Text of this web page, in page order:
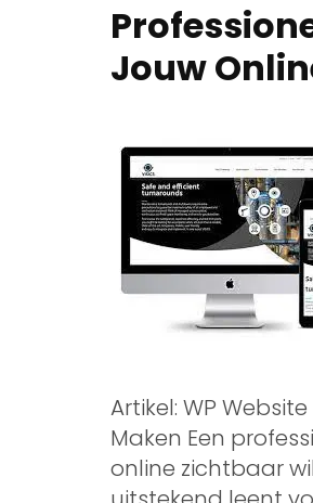
Jouw
Artikel: WP
Maken Een
online zichtbaar